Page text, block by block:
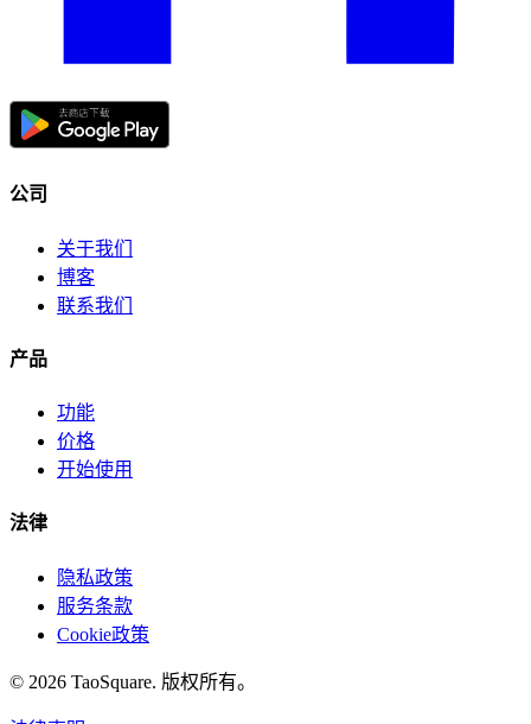
公司
关于我们
博客
联系我们
产品
功能
价格
开始使用
法律
隐私政策
服务条款
Cookie政策
© 2026 TaoSquare. 版权所有。